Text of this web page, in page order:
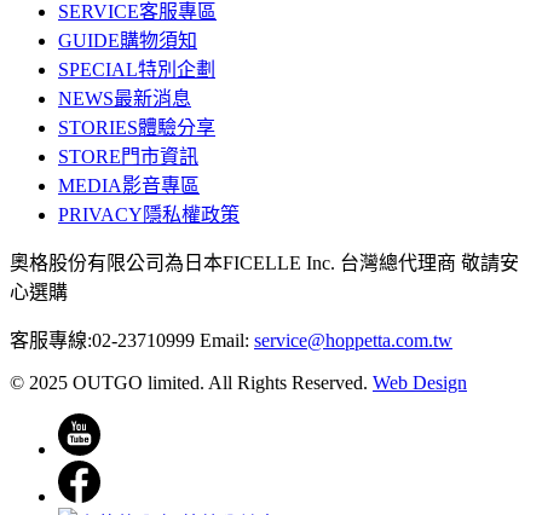
SERVICE客服專區
GUIDE購物須知
SPECIAL特別企劃
NEWS最新消息
STORIES體驗分享
STORE門市資訊
MEDIA影音專區
PRIVACY隱私權政策
奧格股份有限公司為日本FICELLE Inc. 台灣總代理商 敬請安
心選購
客服專線:02-23710999 Email: service@hoppetta.com.tw
© 2025 OUTGO limited. All Rights Reserved. Web Design